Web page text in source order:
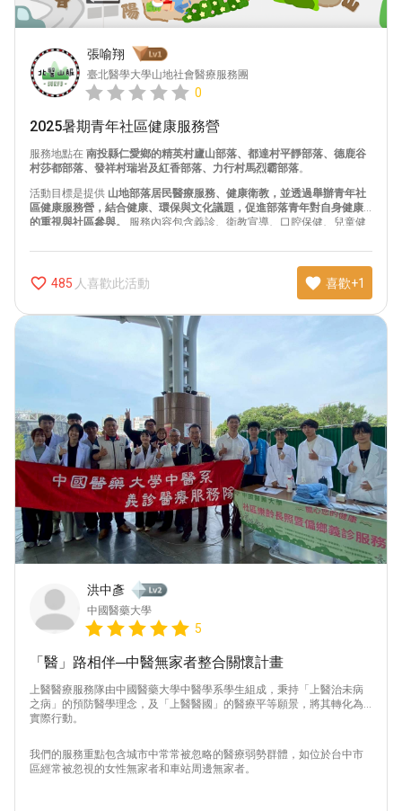
張喻翔
臺北醫學大學山地社會醫療服務團
0
2025暑期青年社區健康服務營
服務地點在 南投縣仁愛鄉的精英村廬山部落、都達村平靜部落、德鹿谷
村莎都部落、發祥村瑞岩及紅香部落、力行村馬烈霸部落。
活動目標是提供 山地部落居民醫療服務、健康衛教，並透過舉辦青年社
區健康服務營，結合健康、環保與文化議題，促進部落青年對自身健康
的重視與社區參與。
服務內容包含義診、衛教宣導、口腔保健、兒童健
favorite_border 485 人喜歡此活動 favorite 喜歡+1
洪中彥
中國醫藥大學
5
「醫」路相伴─中醫無家者整合關懷計畫
上醫醫療服務隊由中國醫藥大學中醫學系學生組成，秉持「上醫治未病
之病」的預防醫學理念，及「上醫醫國」的醫療平等願景，將其轉化為
實際行動。
我們的服務重點包含城市中常常被忽略的醫療弱勢群體，如位於台中市
區經常被忽視的女性無家者和車站周邊無家者。